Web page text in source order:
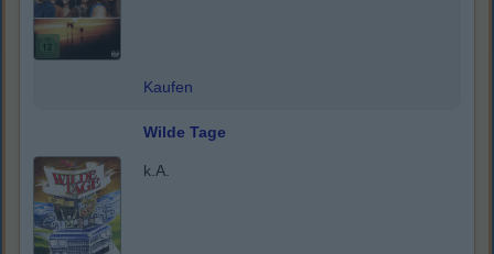
Kaufen
Wilde Tage
k.A.